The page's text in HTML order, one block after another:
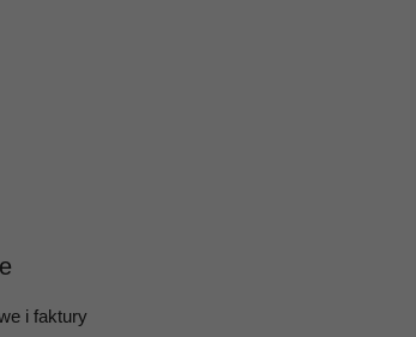
i faktury